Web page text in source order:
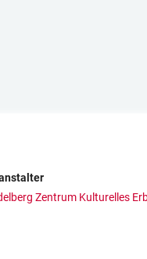
Zentrum Kulturelles